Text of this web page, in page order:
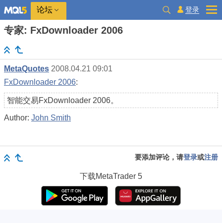
论坛 登录
专家: FxDownloader 2006
MetaQuotes 2008.04.21 09:01
FxDownloader 2006:
智能交易FxDownloader 2006。
Author: John Smith
要添加评论，请登录或注册
下载MetaTrader 5